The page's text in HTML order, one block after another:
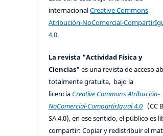
internacionalCreative Commons
Atribución-NoComercial-
4.0.
La revista "Actividad Física y
Ciencias"es una revista de acceso
totalmente gratuita, bajo la
licencia Creative Commons Atribución-
NoComercial-CompartirIgual 4.0 (CC
SA 4.0), en ese sentido, el público es
compartir: Copiar y redistribuir el